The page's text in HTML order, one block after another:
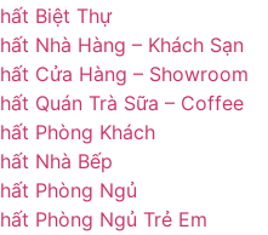
Biệt Thự
Nhà Hàng – Khách Sạn
Cửa Hàng – Showroom
Quán Trà Sữa – Coffee
Phòng Khách
Nhà Bếp
Phòng Ngủ
Phòng Ngủ Trẻ Em